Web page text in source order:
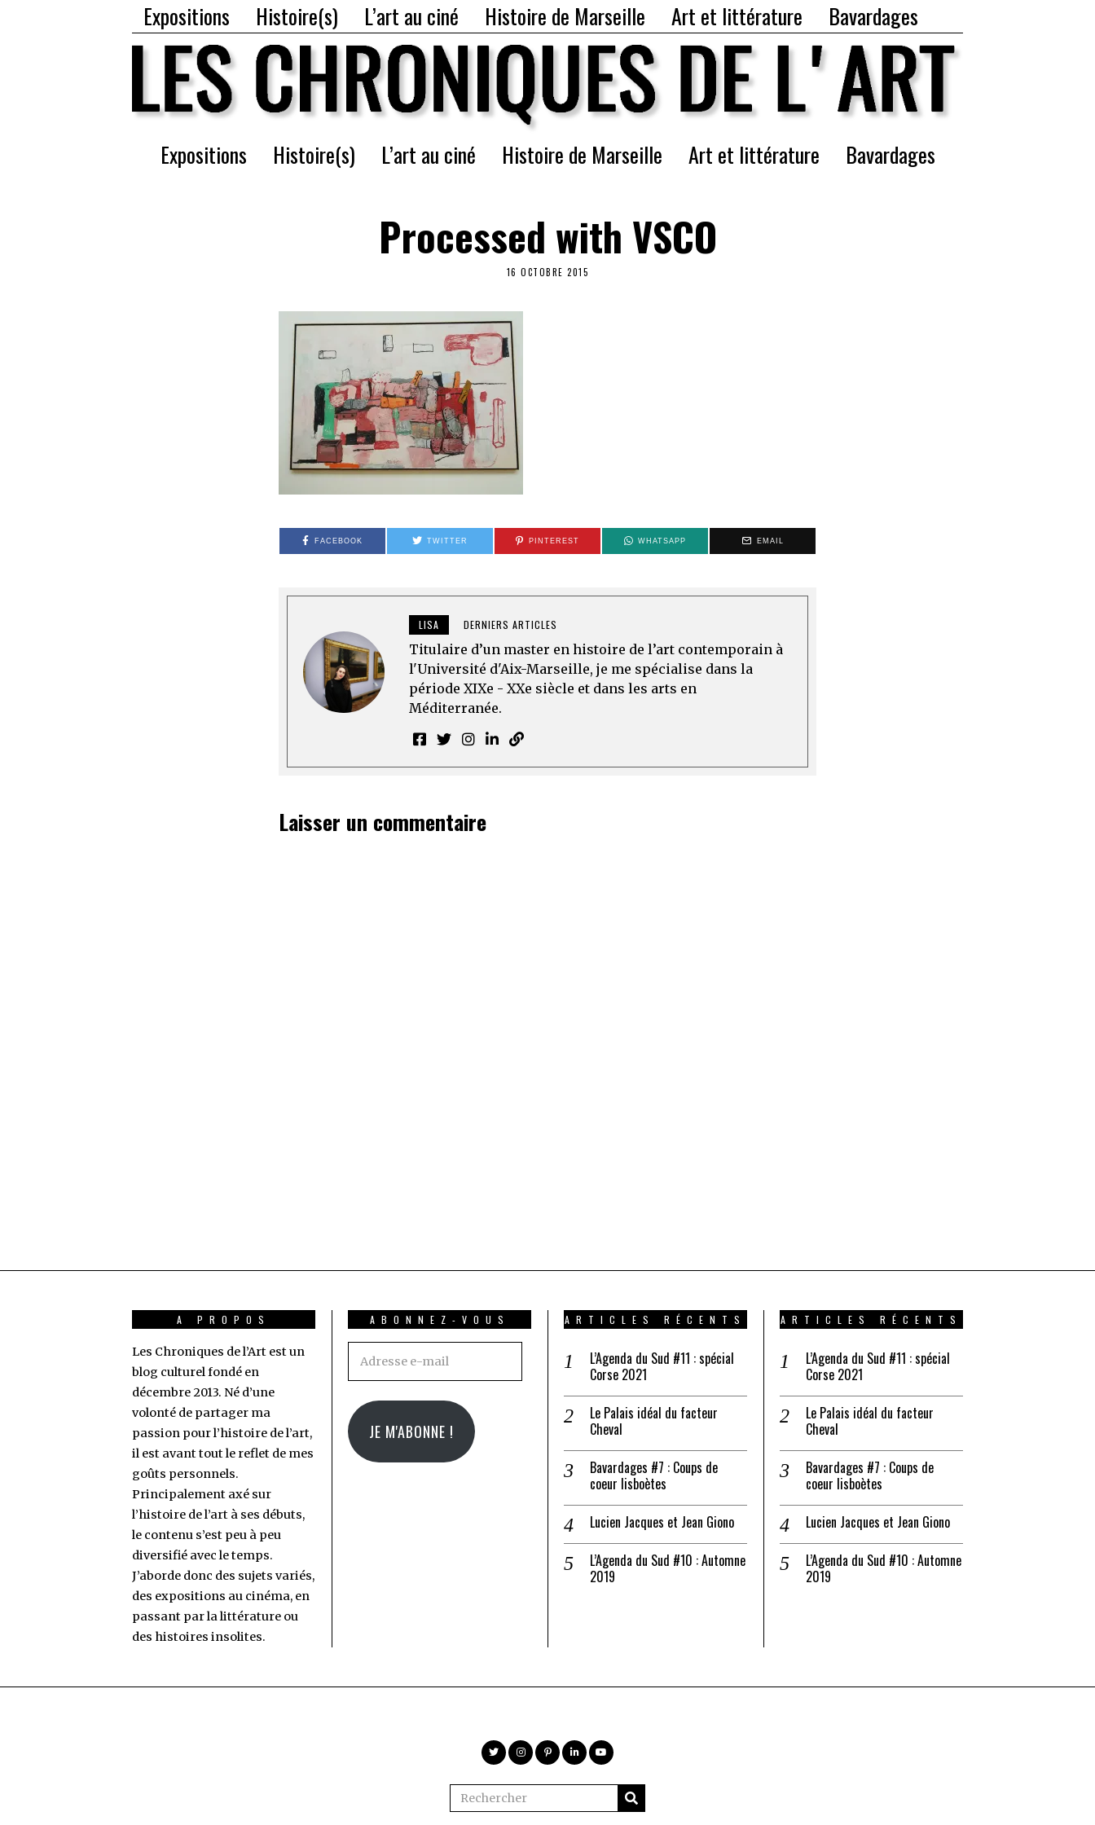
Expositions Histoire(s) L’art au ciné Histoire de Marseille Art et littérature Bavardages
Expositions Histoire(s) L’art au ciné Histoire de Marseille Art et littérature Bavardages
Processed with VSCO
16 OCTOBRE 2015
FACEBOOK TWITTER PINTEREST WHATSAPP EMAIL
LISA DERNIERS ARTICLES
Titulaire d’un master en histoire de l’art contemporain à
l'Université d'Aix-Marseille, je me spécialise dans la
période XIXe - XXe siècle et dans les arts en
Méditerranée.
Laisser un commentaire
A PROPOS
Les Chroniques de l’Art est un
blog culturel fondé en
décembre 2013. Né d’une
volonté de partager ma
passion pour l’histoire de l’art,
il est avant tout le reflet de mes
goûts personnels.
Principalement axé sur
l’histoire de l’art à ses débuts,
le contenu s’est peu à peu
diversifié avec le temps.
J’aborde donc des sujets variés,
des expositions au cinéma, en
passant par la littérature ou
des histoires insolites.
ABONNEZ-VOUS
Adresse
mail
JE M'ABONNE !
ARTICLES RÉCENTS
L’Agenda du Sud #11 : spécial
Corse 2021
Le Palais idéal du facteur
Cheval
Bavardages #7 : Coups de
coeur lisboètes
Lucien Jacques et Jean Giono
L’Agenda du Sud #10 : Automne
2019
ARTICLES RÉCENTS
L’Agenda du Sud #11 : spécial
Corse 2021
Le Palais idéal du facteur
Cheval
Bavardages #7 : Coups de
coeur lisboètes
Lucien Jacques et Jean Giono
L’Agenda du Sud #10 : Automne
2019